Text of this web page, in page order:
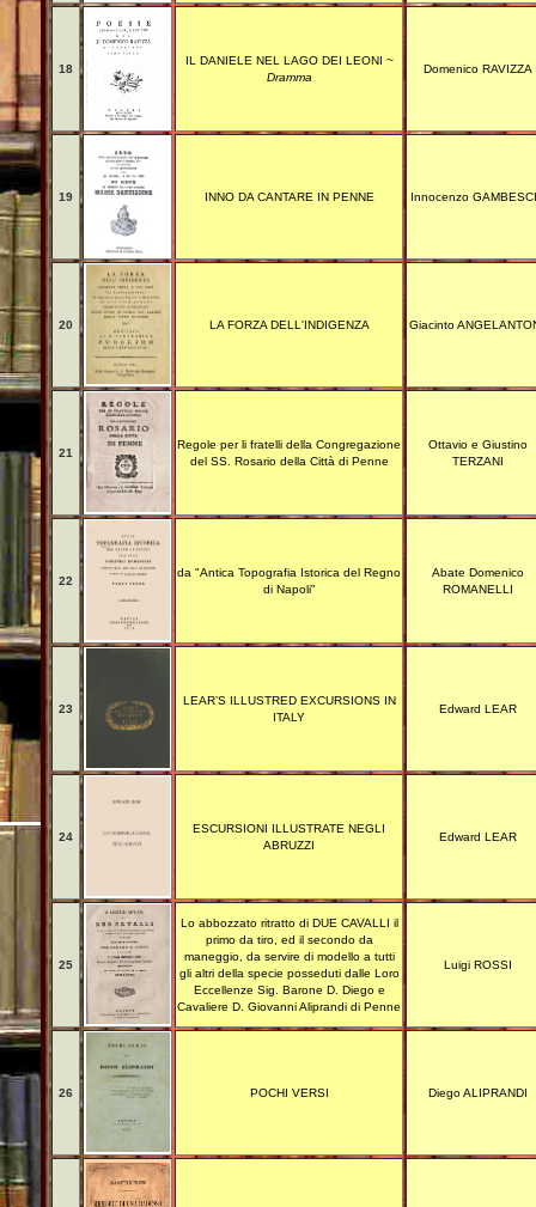
18
IL DANIELE NEL LAGO DEI LEONI ~
Dramma
Domenico RAVIZZA
19 INNO DA CANTARE IN PENNE Innocenzo
20 LA FORZA DELL'INDIGENZA Giacinto
21
Regole per li fratelli della Congregazione
del SS. Rosario della Città di Penne
Ottavio e Giustino
TERZANI
22
da "Antica Topografia Istorica del Regno
di Napoli"
Abate Domenico
ROMANELLI
23
LEAR’S ILLUSTRED EXCURSIONS IN
ITALY
Edward LEAR
24
ESCURSIONI ILLUSTRATE NEGLI
ABRUZZI
Edward LEAR
25
Lo abbozzato ritratto di DUE CAVALLI il
primo da tiro, ed il secondo da
maneggio, da servire di modello a tutti
gli altri della specie posseduti dalle Loro
Eccellenze Sig. Barone D. Diego e
Cavaliere D. Giovanni Aliprandi di Penne
Luigi ROSSI
26 POCHI VERSI Diego ALIPRANDI